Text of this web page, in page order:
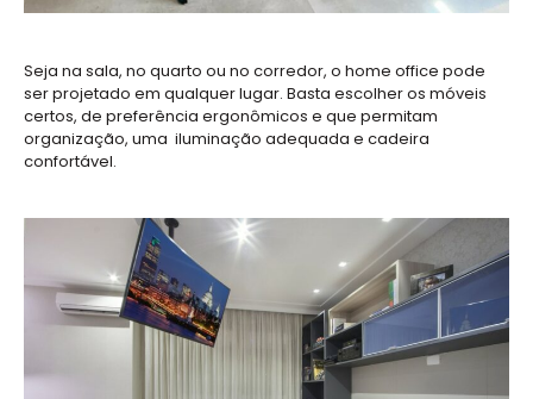
Seja na sala, no quarto ou no corredor, o home office pode
ser projetado em qualquer lugar. Basta escolher os móveis
certos, de preferência ergonômicos e que permitam
organização, uma iluminação adequada e cadeira
confortável.